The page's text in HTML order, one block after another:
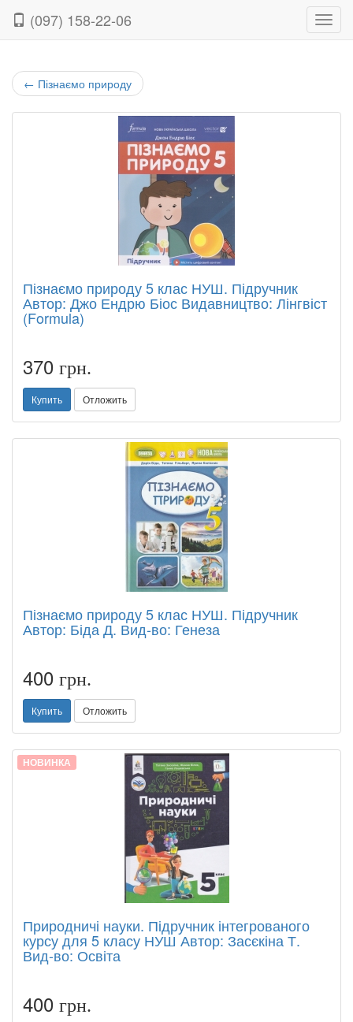
(097) 158-22-06
← Пізнаємо природу
Пізнаємо природу 5 клас НУШ. Підручник
Автор: Джо Ендрю Біос Видавництво: Лінгвіст
(Formula)
370 грн.
Купить Отложить
Пізнаємо природу 5 клас НУШ. Підручник
Автор: Біда Д. Вид-во: Генеза
400 грн.
Купить Отложить
НОВИНКА
Природничі науки. Підручник інтегрованого
курсу для 5 класу НУШ Автор: Засєкіна Т.
Вид-во: Освіта
400 грн.